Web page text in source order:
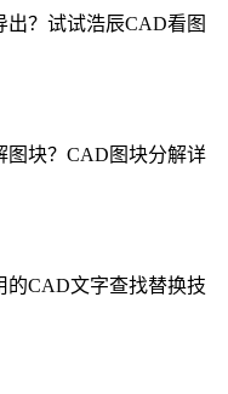
？试试浩辰CAD看图
图块？CAD图块分解详
的CAD文字查找替换技